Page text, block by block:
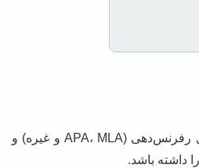
مشاوره در این مرحله بر ساختاردهی فصول، انسجام مطالب، نگارش علمی و آکادمیک، رعایت اصول رفرنس‌دهی (APA، MLA و غیره) و
داشته باشد.